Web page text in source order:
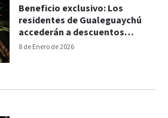
8 de Enero de 2026
Beneficio exclusivo: Los
residentes de Gualeguaychú
accederán a descuentos
especiales en los sectores VIP